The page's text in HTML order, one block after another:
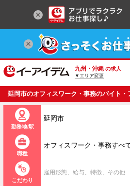
九州・沖縄 の求人
▼エリア変更
延岡市のオフィスワーク・事務のバイト
情報一覧
勤務地/駅
延岡市
職種
オフィスワーク・事務すべ
こだわり
雇用形態、給与、特徴、その他